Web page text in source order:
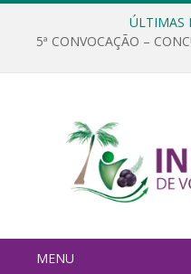
ÚLTIMAS
5ª CONVOCAÇÃO –
MENU